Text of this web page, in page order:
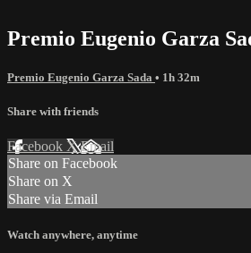
Premio Eugenio Garza
Premio Eugenio Garza Sada • 1h 32m
Share with friends
Facebook XEmail
Share on Facebook
Share on X
Share via Email
Watch anywhere, anytime